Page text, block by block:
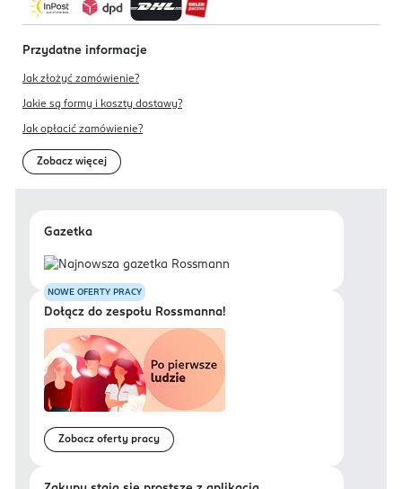
Przydatne informacje
Jak złożyć zamówienie?
Jakie są formy i koszty dostawy?
Jak opłacić zamówienie?
Zobacz więcej
Gazetka
NOWE OFERTY PRACY
Dołącz do zespołu Rossmanna!
Zobacz oferty pracy